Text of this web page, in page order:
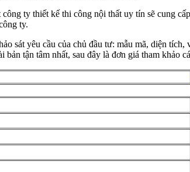
ty thiết kế thi công nội thất uy tín sẽ cung
ty.
sát yêu cầu của chủ đầu tư: mẫu mã, diện
tận tâm nhất, sau đây là đơn giá tham khảo